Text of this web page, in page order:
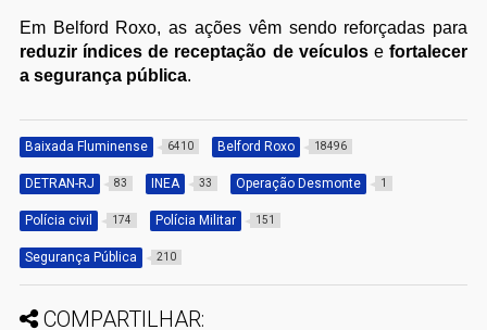
Em Belford Roxo, as ações vêm sendo reforçadas para
reduzir índices de receptação de veículosefortalecer
a segurança pública.
Baixada Fluminense 6410 Belford Roxo 18496
DETRAN-RJ 83 INEA 33 Operação Desmonte 1
Polícia civil 174 Polícia Militar 151
Segurança Pública 210
COMPARTILHAR: